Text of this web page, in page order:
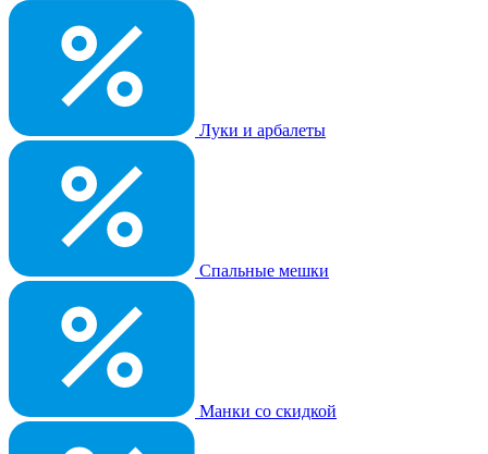
Луки и арбалеты
Спальные мешки
Манки со скидкой